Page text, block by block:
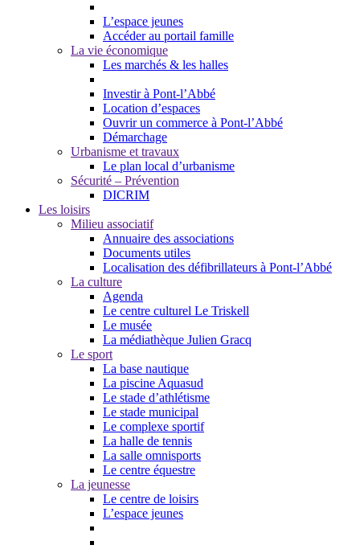
L’espace jeunes
Accéder au portail famille
La vie économique
Les marchés & les halles
Investir à Pont-l’Abbé
Location d’espaces
Ouvrir un commerce à Pont-l’Abbé
Démarchage
Urbanisme et travaux
Le plan local d’urbanisme
Sécurité – Prévention
DICRIM
Les loisirs
Milieu associatif
Annuaire des associations
Documents utiles
Localisation des défibrillateurs à Pont-l’Abbé
La culture
Agenda
Le centre culturel Le Triskell
Le musée
La médiathèque Julien Gracq
Le sport
La base nautique
La piscine Aquasud
Le stade d’athlétisme
Le stade municipal
Le complexe sportif
La halle de tennis
La salle omnisports
Le centre équestre
La jeunesse
Le centre de loisirs
L’espace jeunes